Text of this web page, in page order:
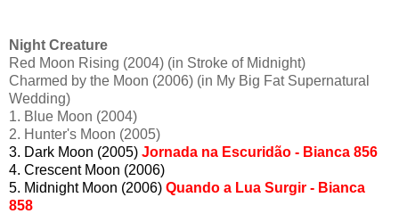
Night Creature
Red Moon Rising (2004) (in Stroke of Midnight)
Charmed by the Moon (2006) (in My Big Fat Supernatural
Wedding)
1. Blue Moon (2004)
2. Hunter's Moon (2005)
3. Dark Moon (2005) Jornada na Escuridão - Bianca 856
4. Crescent Moon (2006)
5. Midnight Moon (2006) Quando a Lua Surgir - Bianca
858